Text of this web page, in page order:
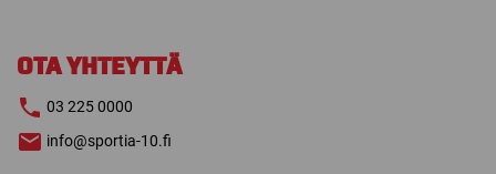
OTA YHTEYTTÄ
03 225 0000
info@sportia-10.fi